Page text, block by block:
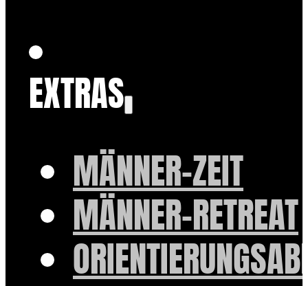
EXTRAS
MÄNNER-ZEIT
MÄNNER-RETREAT